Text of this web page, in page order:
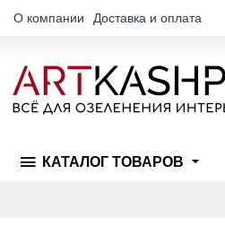
О компании Доставка и оплата
КАТАЛОГ ТОВАРОВ